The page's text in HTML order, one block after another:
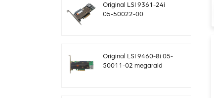
Original LSI 9361-24i
05-50022-00
Original LSI 9460-8i 05-
50011-02 megaraid